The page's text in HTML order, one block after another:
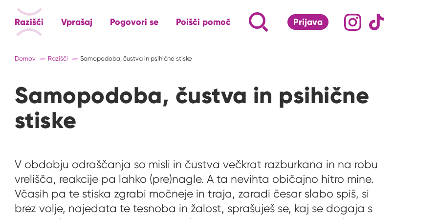
Razišči Vprašaj Pogovori se Poišči pomoč
Iskalnik za iskanje po strani
Napiši, kaj te zanima ...
S klikom na lupo odpri iskalnik
Prijava
Družabna omrežja
Domov Razišči Samopodoba, čustva in psihične stiske
Samopodoba, čustva in psihične
stiske
V obdobju odraščanja so misli in čustva večkrat razburkana in na robu
vrelišča, reakcije pa lahko (pre)nagle. A ta nevihta običajno hitro mine.
Včasih pa te stiska zgrabi močneje in traja, zaradi česar slabo spiš, si
brez volje, najedata te tesnoba in žalost, sprašuješ se, kaj se dogaja s